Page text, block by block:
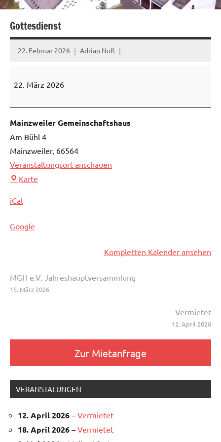
Gottesdienst
22. Februar 2026 Adrian Noß
22. März 2026
Mainzweiler Gemeinschaftshaus
Am Bühl 4
Mainzweiler, 66564
Veranstaltungsort anschauen
Karte
iCal
Google
Kompletten Kalender ansehen
Beitragsnavigation
MGH e.V. Jahreshauptversammlung
15. März 2026
Vermietet
12. April 2026
Zur Mietanfrage
VERANSTALUNGEN
12. April 2026 – Vermietet
18. April 2026 – Vermietet